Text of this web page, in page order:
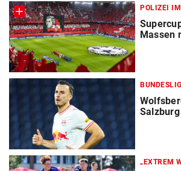
POLIZEI IM
Massen
„EXTREM